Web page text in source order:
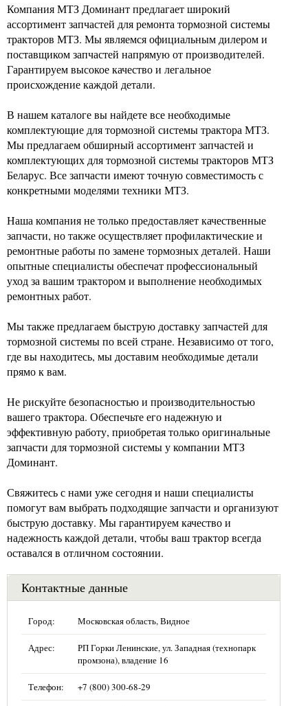
Компания МТЗ Доминант предлагает широкий
ассортимент запчастей для ремонта тормозной системы
тракторов МТЗ. Мы являемся официальным дилером и
поставщиком запчастей напрямую от производителей.
Гарантируем высокое качество и легальное
происхождение каждой детали.
В нашем каталоге вы найдете все необходимые
комплектующие для тормозной системы трактора МТЗ.
Мы предлагаем обширный ассортимент запчастей и
комплектующих для тормозной системы тракторов МТЗ
Беларус. Все запчасти имеют точную совместимость с
конкретными моделями техники МТЗ.
Наша компания не только предоставляет качественные
запчасти, но также осуществляет профилактические и
ремонтные работы по замене тормозных деталей. Наши
опытные специалисты обеспечат профессиональный
уход за вашим трактором и выполнение необходимых
ремонтных работ.
Мы также предлагаем быструю доставку запчастей для
тормозной системы по всей стране. Независимо от того,
где вы находитесь, мы доставим необходимые детали
прямо к вам.
Не рискуйте безопасностью и производительностью
вашего трактора. Обеспечьте его надежную и
эффективную работу, приобретая только оригинальные
запчасти для тормозной системы у компании МТЗ
Доминант.
Свяжитесь с нами уже сегодня и наши специалисты
помогут вам выбрать подходящие запчасти и организуют
быструю доставку. Мы гарантируем качество и
надежность каждой детали, чтобы ваш трактор всегда
оставался в отличном состоянии.
Контактные данные
Город: Московская область, Видное
Адрес:
РП Горки Ленинские, ул. Западная (технопарк
промзона), владение 16
Телефон: +7 (800) 300-68-29